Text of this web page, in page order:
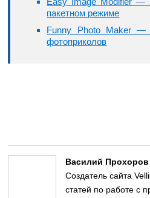
пакетном режиме
Funny Photo Maker —
фотоприколов
Василий Прохоров
Создатель сайта
статей по работе с